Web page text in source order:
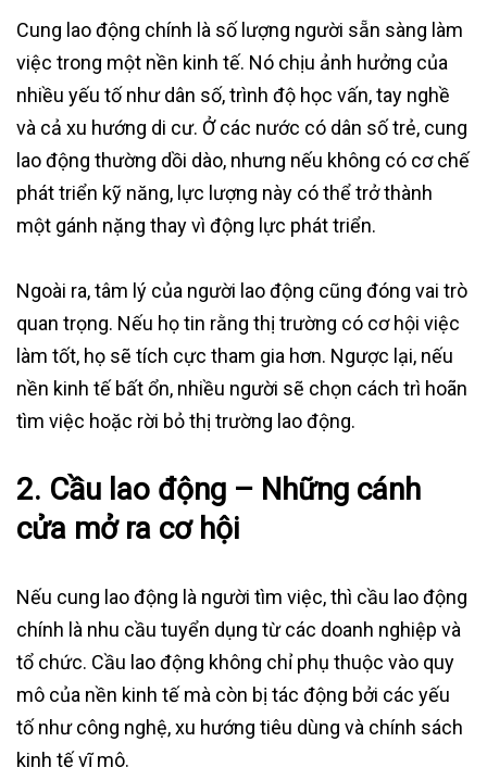
Cung lao động chính là số lượng người sẵn sàng làm
việc trong một nền kinh tế. Nó chịu ảnh hưởng của
nhiều yếu tố như dân số, trình độ học vấn, tay nghề
và cả xu hướng di cư. Ở các nước có dân số trẻ, cung
lao động thường dồi dào, nhưng nếu không có cơ chế
phát triển kỹ năng, lực lượng này có thể trở thành
một gánh nặng thay vì động lực phát triển.
Ngoài ra, tâm lý của người lao động cũng đóng vai trò
quan trọng. Nếu họ tin rằng thị trường có cơ hội việc
làm tốt, họ sẽ tích cực tham gia hơn. Ngược lại, nếu
nền kinh tế bất ổn, nhiều người sẽ chọn cách trì hoãn
tìm việc hoặc rời bỏ thị trường lao động.
2. Cầu lao động – Những cánh
cửa mở ra cơ hội
Nếu cung lao động là người tìm việc, thì cầu lao động
chính là nhu cầu tuyển dụng từ các doanh nghiệp và
tổ chức. Cầu lao động không chỉ phụ thuộc vào quy
mô của nền kinh tế mà còn bị tác động bởi các yếu
tố như công nghệ, xu hướng tiêu dùng và chính sách
kinh tế vĩ mô.